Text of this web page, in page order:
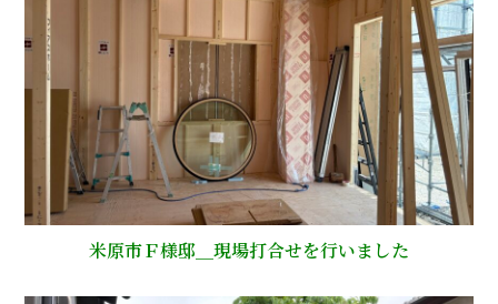
米原市Ｆ様邸＿現場打合せを行いました